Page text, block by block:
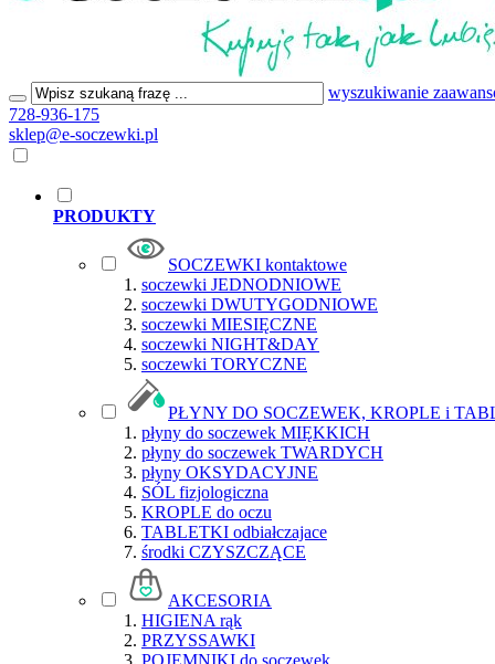
wyszukiwanie
728-936-175
sklep@e-soczewki.pl
PRODUKTY
SOCZEWKI kontaktowe
soczewki JEDNODNIOWE
soczewki DWUTYGODNIOWE
soczewki MIESIĘCZNE
soczewki NIGHT&DAY
soczewki TORYCZNE
PŁYNY DO SOCZEWEK, KROPLE i
płyny do soczewek MIĘKKICH
płyny do soczewek TWARDYCH
płyny OKSYDACYJNE
SÓL fizjologiczna
KROPLE do oczu
TABLETKI odbiałczajace
środki CZYSZCZĄCE
AKCESORIA
HIGIENA rąk
PRZYSSAWKI
POJEMNIKI do soczewek